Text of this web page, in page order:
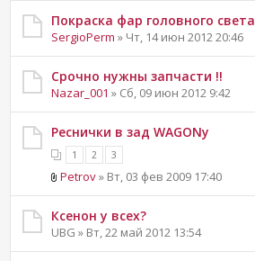
Покраска фар головного света
SergioPerm » Чт, 14 июн 2012 20:46
Срочно нужны запчасти !!
Nazar_001 » Сб, 09 июн 2012 9:42
Реснички в зад WAGONу
1 2 3
Petrov» Вт, 03 фев 2009 17:40
Ксенон у всех?
UBG » Вт, 22 май 2012 13:54